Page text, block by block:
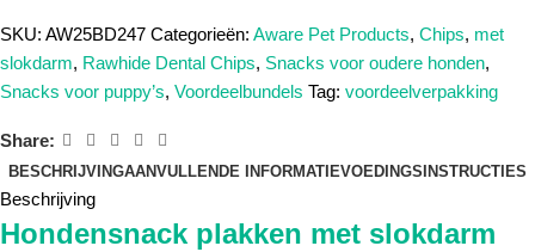
SKU: AW25BD247 Categorieën: Aware Pet Products, Chips, met
slokdarm, Rawhide Dental Chips, Snacks voor oudere honden,
Snacks voor puppy’s, Voordeelbundels Tag: voordeelverpakking
Share:
BESCHRIJVINGAANVULLENDE INFORMATIEVOEDINGSINSTRUCTIES
Beschrijving
Hondensnack plakken met slokdarm